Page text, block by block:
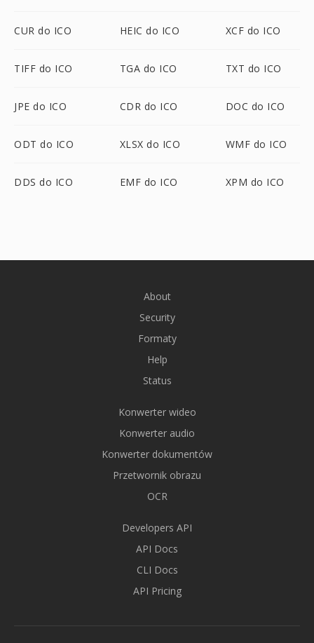
CUR do ICO HEIC do ICO XCF do ICO
TIFF do ICO TGA do ICO TXT do ICO
JPE do ICO CDR do ICO DOC do ICO
ODT do ICO XLSX do ICO WMF do ICO
DDS do ICO EMF do ICO XPM do ICO
About
Security
Formaty
Help
Status
Konwerter wideo
Konwerter audio
Konwerter dokumentów
Przetwornik obrazu
OCR
Developers API
API Docs
CLI Docs
API Pricing